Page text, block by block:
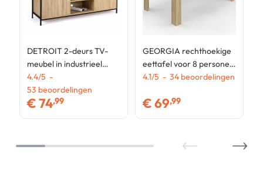
DETROIT 2-deurs TV-
meubel in industrieel
ontwerp 140 cm
4.4/5 -
53 beoordelingen
€74,99
GEORGIA rechthoekige
eettafel voor 8 personen
in beukenimitatie en wit
4.1/5 - 34 beoordelingen
€69,99